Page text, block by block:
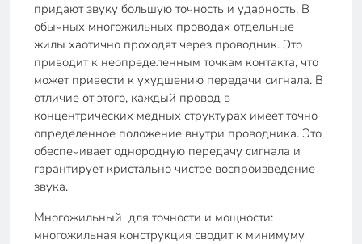
придают звуку большую точность и ударность. В
обычных многожильных проводах отдельные
жилы хаотично проходят через проводник. Это
приводит к неопределенным точкам контакта, что
может привести к ухудшению передачи сигнала. В
отличие от этого, каждый провод в
концентрических медных структурах имеет точно
определенное положение внутри проводника. Это
обеспечивает однородную передачу сигнала и
гарантирует кристально чистое воспроизведение
звука.
Многожильный для точности и мощности:
многожильная конструкция сводит к минимуму